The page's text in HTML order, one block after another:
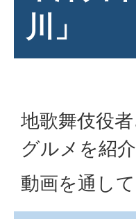
川」
地歌舞伎役
グルメを紹
動画を通し